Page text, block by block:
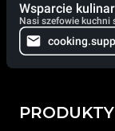
Wsparcie
Nasi szefowie kuchni
PRODUKTY